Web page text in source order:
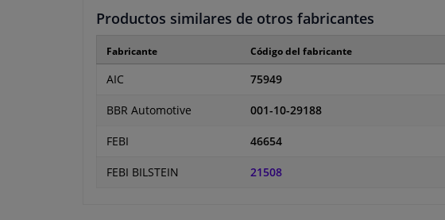
Productos similares de otros fabricantes
Fabricante Código del fabricante
AIC 75949
BBR Automotive 001-10-29188
FEBI 46654
FEBI BILSTEIN 21508